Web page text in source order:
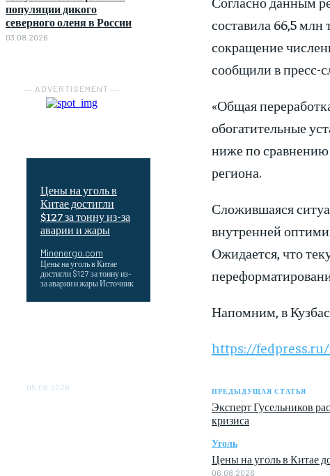
популяции дикого
северного оленя в России
03.08.2026
― ADVERTISEMENT ―
Цены на уголь в
Китае достигли
$127 за тонну из-за
аварии и жары
Minenergo.com
Цены на уголь в Китае
достигли $127 за тонну из-
за аварии и жары Источник
05.08.2026
составила 66,5 млн
сокращение
сообщили в пресс-
«Общая
обогатительные
ниже по сравнению
региона.
Сложившаяся
внутренней
Ожидается, что
Напомним, в
https://
ПРЕДЫДУЩАЯ СТАТЬЯ
Эксперт Гусельников
кризиса
Уголь
Цены на уголь в Китае
06.08.2026